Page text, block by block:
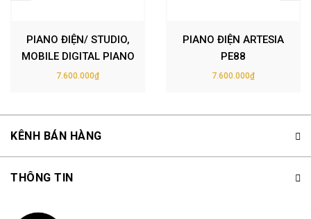
PIANO ĐIỆN/ STUDIO,
MOBILE DIGITAL PIANO
– ARTESIA PE-88 (PE88)
7.600.000₫
PIANO ĐIỆN ARTESIA
PE88
7.600.000₫
KÊNH BÁN HÀNG
THÔNG TIN